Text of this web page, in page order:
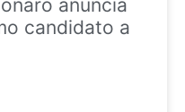
anuncia
candidato a